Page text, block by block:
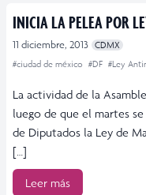
INICIA LA PELEA POR
11 diciembre, 2013 CDMX
#ciudad de méxico #DF #Ley
La actividad de la
luego de que el martes
de Diputados la Ley de
[…]
Leer más